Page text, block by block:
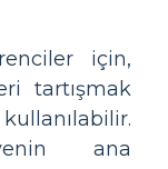
için,
tartışmak
ana